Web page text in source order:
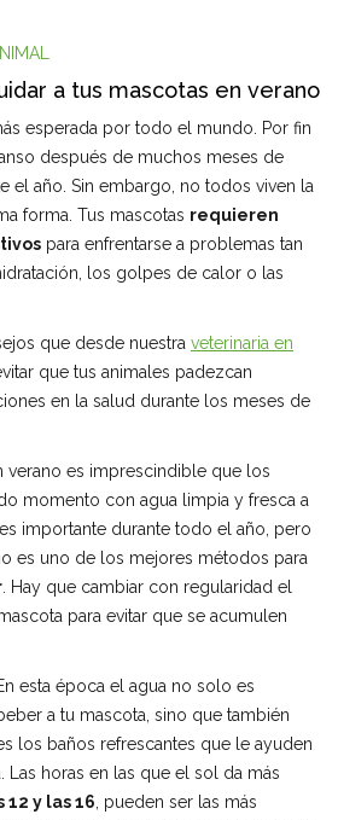
a tus mascotas en verano
esperada por todo el mundo. Por fin
después de muchos meses de
el año. Sin embargo, no todos viven la
forma. Tus mascotas requieren
para enfrentarse a problemas tan
los golpes de calor o las
que desde nuestra veterinaria en
que tus animales padezcan
en la salud durante los meses de
verano es imprescindible que los
momento con agua limpia y fresca a
importante durante todo el año, pero
es uno de los mejores métodos para
. Hay que cambiar con regularidad el
para evitar que se acumulen
esta época el agua no solo es
a tu mascota, sino que también
los baños refrescantes que le ayuden
Las horas en las que el sol da más
y las 16, pueden ser las más